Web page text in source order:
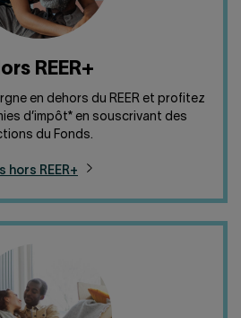
REER+
en dehors du REER et profitez
d’impôt* en souscrivant des
du Fonds.
hors REER+